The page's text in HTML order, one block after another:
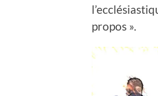
propos ».